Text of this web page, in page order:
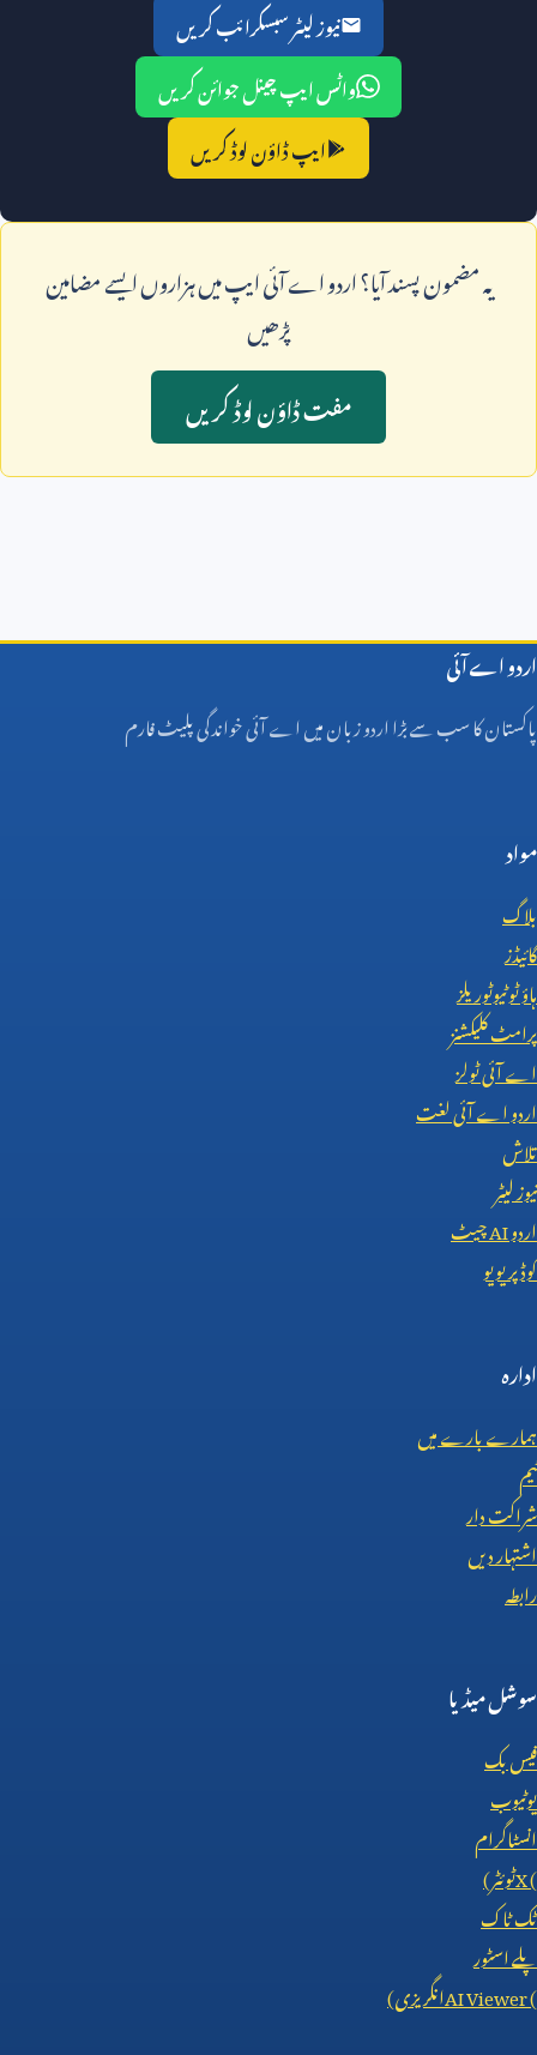
نیوز لیٹر سبسکرائب کریں
واٹس ایپ چینل جوائن کریں
ایپ ڈاؤن لوڈ کریں
يہ مضمون پسند آيا؟ اردو اے آئی ايپ ميں ہزاروں ايسے مضامين
پڑھيں
مفت ڈاؤن لوڈ کريں
اردو اے آئی
پاکستان کا سب سے بڑا اردو زبان میں اے آئی خواندگی پلیٹ فارم
مواد
بلاگ
گائیڈز
ہاؤ ٹو ٹیوٹوریلز
پرامٹ کلیکشنز
اے آئی ٹولز
اردو اے آئی لغت
تلاش
نیوز لیٹر
اردوAIچیٹ
کوڈ پریویو
ادارہ
ہمارے بارے میں
ٹیم
شراکت دار
اشتہار دیں
رابطہ
سوشل میڈیا
فیس بک
یوٹیوب
انسٹاگرام
X (ٹوئٹر)
ٹک ٹاک
پلے اسٹور
AI Viewer (انگریزی)